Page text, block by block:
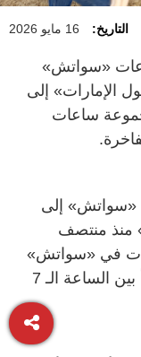
التاريخ: 16 مايو 2026
«سواتش»
الإمارات» إلى
ساعات
«سواتش» إلى
منذ منتصف
في «سواتش»
في وقت سابق أن عمليات البيع ستبدأ بين الساعة الـ 7